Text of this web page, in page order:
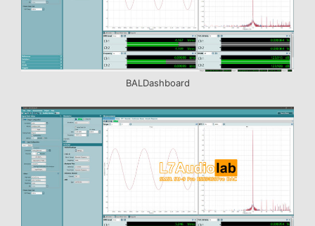
BALDashboard